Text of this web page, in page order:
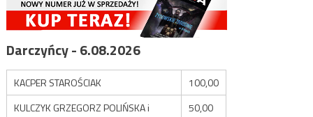
Darczyńcy - 6.08.2026
KACPER STAROŚCIAK
100,00
KULCZYK GRZEGORZ POLIŃSKA i
50,00